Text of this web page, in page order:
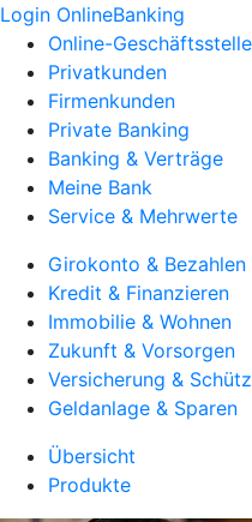
Login OnlineBanking
Online-Geschäftsstelle
Privatkunden
Firmenkunden
Private Banking
Banking & Verträge
Meine Bank
Service & Mehrwerte
Girokonto & Bezahlen
Kredit & Finanzieren
Immobilie & Wohnen
Zukunft & Vorsorgen
Versicherung &
Geldanlage & Sparen
Übersicht
Produkte